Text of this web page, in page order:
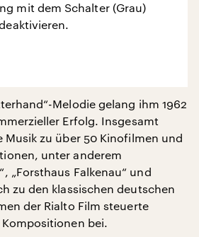
mit dem Schalter (Grau)
Melodie gelang ihm 1962
Erfolg. Insgesamt
zu über 50 Kinofilmen und
unter anderem
„Forsthaus Falkenau“ und
zu den klassischen deutschen
der Rialto Film steuerte
bei.